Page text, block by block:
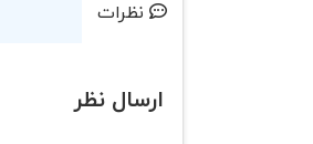
نظرات
ارسال نظر